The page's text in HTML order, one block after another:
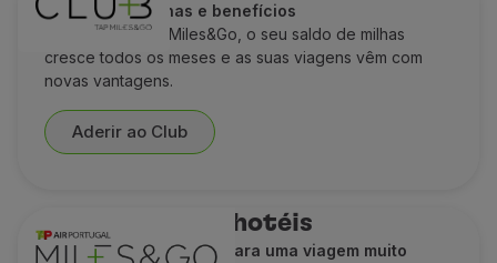
Ganhe mais milhas e benefícios
Com o Club TAP Miles&Go, o seu saldo de milhas
cresce todos os meses e as suas viagens vêm com
novas vantagens.
Aderir ao Club
Descontos em hotéis
Uma estadia de sonho para uma viagem muito